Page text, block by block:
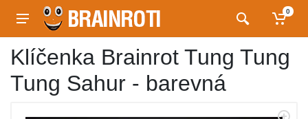
0
Klíčenka Brainrot Tung Tung
Tung Sahur - barevná